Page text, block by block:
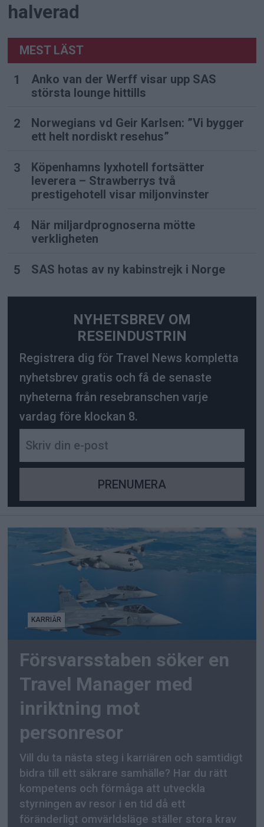
halverad
MEST LÄST
Anko van der Werff visar upp SAS
största lounge hittills
Norwegians vd Geir Karlsen: ”Vi bygger
ett helt nordiskt resehus”
Köpenhamns lyxhotell fortsätter
leverera – Strawberrys två
prestigehotell visar miljonvinster
När miljardprognoserna mötte
verkligheten
SAS hotas av ny kabinstrejk i Norge
NYHETSBREV OM
RESEINDUSTRIN
Registrera dig för Travel News kompletta
nyhetsbrev gratis och få de senaste
nyheterna från resebranschen varje
vardag före klockan 8.
KARRIÄR
Försvarsstaben söker en
Travel Manager med
inriktning mot
personresor
Vill du ta nästa steg i karriären och samtidigt
bidra till ett säkrare samhälle? Har du rätt
kompetens och förmåga att utveckla
styrningen av resor i en tid då ett
föränderligt omvärldsläge ställer stora krav